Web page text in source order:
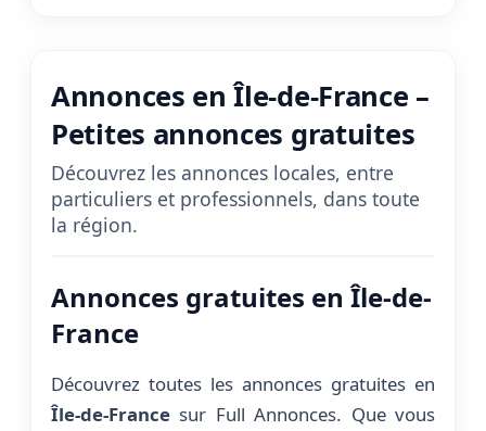
Annonces en Île-de-France –
Petites annonces gratuites
Découvrez les annonces locales, entre
particuliers et professionnels, dans toute
la région.
Annonces gratuites en Île-de-
France
Découvrez toutes les annonces gratuites en
Île-de-France sur Full Annonces. Que vous